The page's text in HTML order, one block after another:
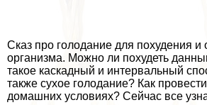
Сказ про голодание для похудения и
организма. Можно ли похудеть
такое каскадный и интервальный
также сухое голодание? Как
домашних условиях? Сейчас все